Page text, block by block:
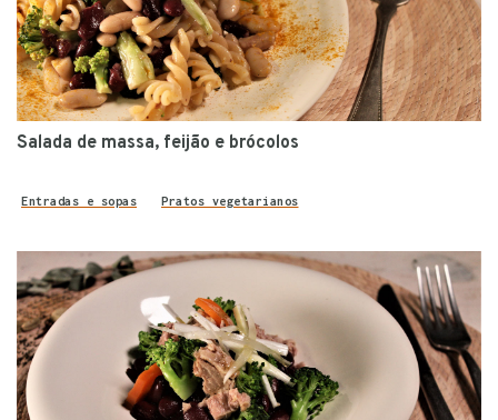
Salada de massa, feijão e brócolos
Entradas e sopas Pratos vegetarianos